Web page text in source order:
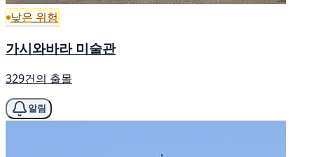
낮은 위험
가시와바라 미술관
329건의 출몰
알림